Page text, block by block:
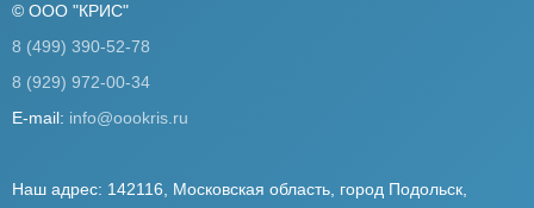
© ООО "КРИС"
8 (499) 390-52-78
8 (929) 972-00-34
E-mail: info@oookris.ru
Наш адрес: 142116, Московская область, город Подольск,